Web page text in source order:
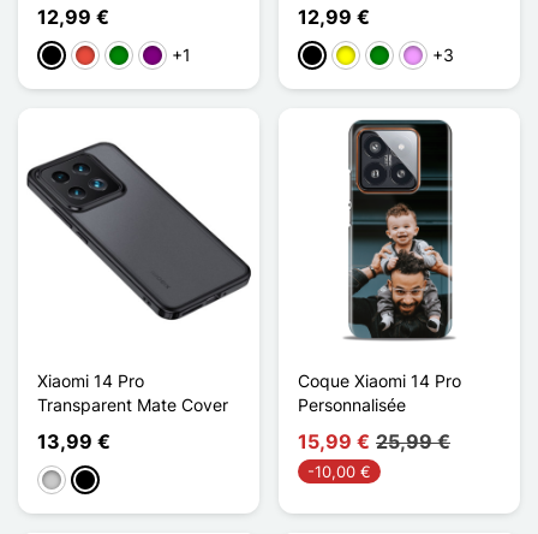
12,99 €
Schwarz
Rot GrünViolett
+1
12,99 €
Schwarz
GelbGrünHellviolett
+3
Xiaomi 14 Pro
Transparent Mate Cover
13,99 €
Transparent
Noir Mat
Coque Xiaomi 14 Pro
Personnalisée
15,99 € 25,99 €
-10,00 €